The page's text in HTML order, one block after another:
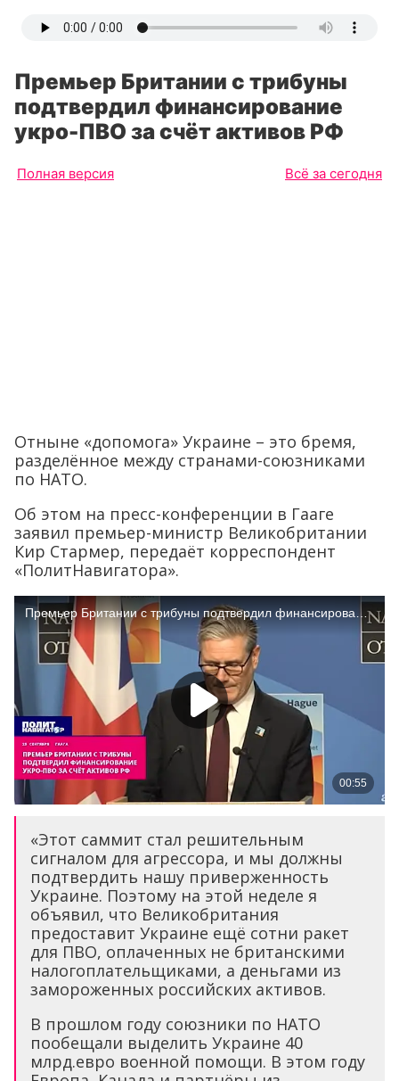
Премьер Британии с трибуны
подтвердил финансирование
укро-ПВО за счёт активов РФ
Полная версия Всё за сегодня
Отныне «допомога» Украине – это бремя,
разделённое между странами-союзниками
по НАТО.
Об этом на пресс-конференции в Гааге
заявил премьер-министр Великобритании
Кир Стармер, передаёт корреспондент
«ПолитНавигатора».
«Этот саммит стал решительным
сигналом для агрессора, и мы должны
подтвердить нашу приверженность
Украине. Поэтому на этой неделе я
объявил, что Великобритания
предоставит Украине ещё сотни ракет
для ПВО, оплаченных не британскими
налогоплательщиками, а деньгами из
замороженных российских активов.
В прошлом году союзники по НАТО
пообещали выделить Украине 40
млрд.евро военной помощи. В этом году